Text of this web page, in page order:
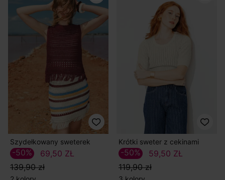
Szydełkowany sweterek
69,50 ZŁ
139,90 zł
-50%
Krótki sweter z cekinami
59,50 ZŁ
119,90 zł
-50%